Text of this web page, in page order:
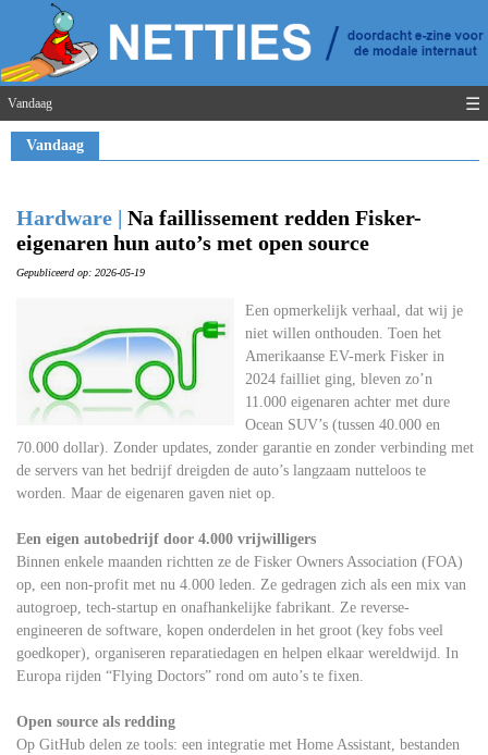
Vandaag ☰
Vandaag
Hardware | Na faillissement redden Fisker-
eigenaren hun auto’s met open source
Gepubliceerd op: 2026-05-19
Een opmerkelijk verhaal, dat wij je
niet willen onthouden. Toen het
Amerikaanse EV-merk Fisker in
2024 failliet ging, bleven zo’n
11.000 eigenaren achter met dure
Ocean SUV’s (tussen 40.000 en
70.000 dollar). Zonder updates, zonder garantie en zonder verbinding met
de servers van het bedrijf dreigden de auto’s langzaam nutteloos te
worden. Maar de eigenaren gaven niet op.
Een eigen autobedrijf door 4.000 vrijwilligers
Binnen enkele maanden richtten ze de Fisker Owners Association (FOA)
op, een non-profit met nu 4.000 leden. Ze gedragen zich als een mix van
autogroep, tech-startup en onafhankelijke fabrikant. Ze reverse-
engineeren de software, kopen onderdelen in het groot (key fobs veel
goedkoper), organiseren reparatiedagen en helpen elkaar wereldwijd. In
Europa rijden “Flying Doctors” rond om auto’s te fixen.
Open source als redding
Op GitHub delen ze tools: een integratie met Home Assistant, bestanden